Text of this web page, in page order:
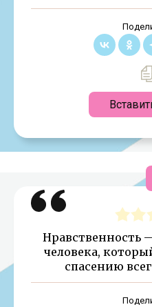
Нравственность
человека,
спасению